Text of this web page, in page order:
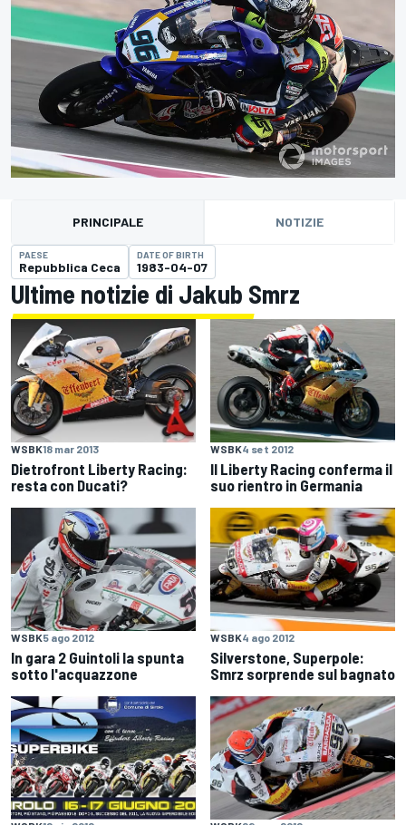
PRINCIPALE NOTIZIE
PAESE
Repubblica Ceca
DATE OF BIRTH
1983-04-07
Ultime notizie di Jakub Smrz
WSBK18 mar 2013
Dietrofront Liberty Racing:
resta con Ducati?
WSBK4 set 2012
Il Liberty Racing conferma il
suo rientro in Germania
WSBK5 ago 2012
In gara 2 Guintoli la spunta
sotto l'acquazzone
WSBK4 ago 2012
Silverstone, Superpole:
Smrz sorprende sul bagnato